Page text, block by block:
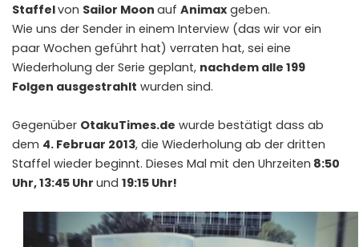
Staffelvon Sailor Moon auf Animaxgeben.
Wie uns der Sender in einem Interview (das wir vor ein
paar Wochen geführt hat) verraten hat, sei eine
Wiederholung der Serie geplant, nachdem alle 199
Folgen ausgestrahlt wurden sind.
Gegenüber OtakuTimes.de wurde bestätigt dass ab
dem 4. Februar 2013, die Wiederholung ab der dritten
Staffel wieder beginnt. Dieses Mal mit den Uhrzeiten 8:50
Uhr, 13:45 Uhr und 19:15 Uhr!